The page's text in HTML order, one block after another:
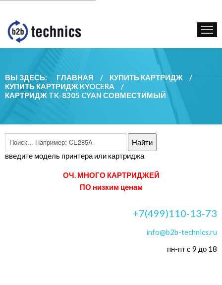
КУПИТЬ КАРТРИДЖ
ГОС. УЧРЕЖДЕНИЯМ
КОНТАКТЫ
ВЫ ЗДЕСЬ: ГЛАВНАЯ / КУПИТЬ КАРТРИДЖ
/
КУПИТЬ КАРТРИДЖ KYOCERA
/
КАРТРИДЖ TK-8305 CYAN СОВМЕСТИМЫЙ
введите модель принтера или картриджа
ОЧ. МНОГО КАРТРИДЖЕЙ
ПО низким ценам
+7(499)110-13-73
info@b2b-technics.ru
пн-пт с 9 до 18